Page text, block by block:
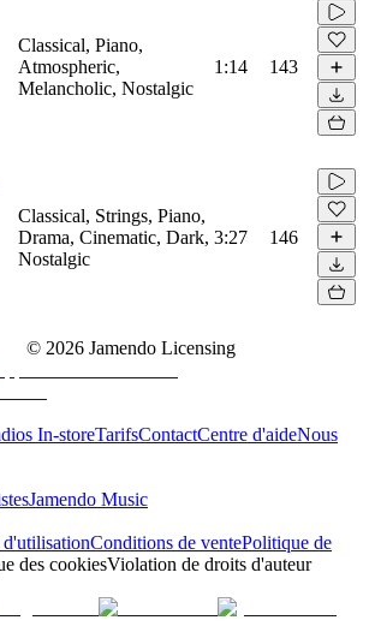
Classical, Piano,
Atmospheric,
Melancholic, Nostalgic
1:14 143
Classical, Strings, Piano,
Drama, Cinematic, Dark,
Nostalgic
3:27 146
© 2026 Jamendo Licensing
In-storeTarifsContactCentre d'aideNous
Jamendo Music
d'utilisationConditions de ventePolitique de
des cookiesViolation de droits d'auteur